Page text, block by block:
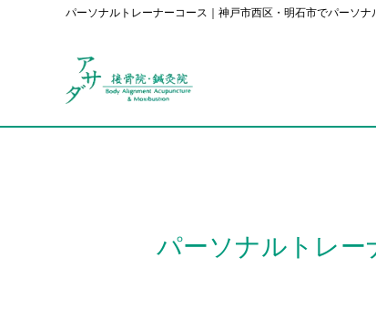
パーソナルトレーナーコース｜神戸市西区・明石市でパーソ
パーソナルトレー